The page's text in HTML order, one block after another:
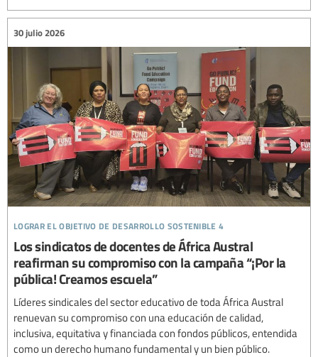
lograr el objetivo de desarrollo sostenible 4
30 julio 2026
Los sindicatos de docentes de África Austral
reafirman su compromiso con la campaña “¡Por la
pública! Creamos escuela”
Líderes sindicales del sector educativo de toda África Austral
renuevan su compromiso con una educación de calidad,
inclusiva, equitativa y financiada con fondos públicos, entendida
como un derecho humano fundamental y un bien público.